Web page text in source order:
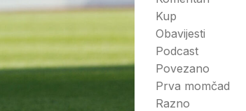
Kup
Obavijesti
Podcast
Povezano
Prva momčad
Razno